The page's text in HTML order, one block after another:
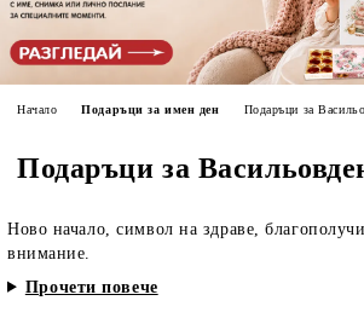
Начало Подаръци за имен ден Подаръци за
Подаръци за
Ново начало, символ на здраве,
внимание.
Прочети повече